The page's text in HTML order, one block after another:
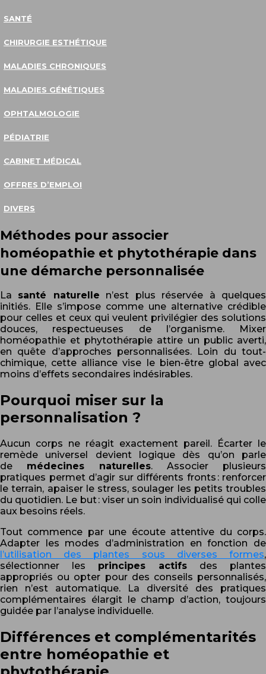
SANTÉ
CHIRURGIE ESTHÉTIQUE
MALADIES CHRONIQUES
MALADIES GÉNÉTIQUES
OPHTALMOLOGIE
PÉDIATRIE
CABINET MÉDICAL
OFFRES D’EMPLOI
DIVERS
Méthodes pour associer
homéopathie et phytothérapie dans
une démarche personnalisée
La santé naturelle n’est plus réservée à quelques
initiés. Elle s’impose comme une alternative crédible
pour celles et ceux qui veulent privilégier des solutions
douces, respectueuses de l’organisme. Mixer
homéopathie et phytothérapie attire un public averti,
en quête d’approches personnalisées. Loin du tout-
chimique, cette alliance vise le bien-être global avec
moins d’effets secondaires indésirables.
Pourquoi miser sur la
personnalisation ?
Aucun corps ne réagit exactement pareil. Écarter le
remède universel devient logique dès qu’on parle
de médecines naturelles. Associer plusieurs
pratiques permet d’agir sur différents fronts : renforcer
le terrain, apaiser le stress, soulager les petits troubles
du quotidien. Le but : viser un soin individualisé qui colle
aux besoins réels.
Tout commence par une écoute attentive du corps.
Adapter les modes d’administration en fonction de
l’utilisation des plantes sous diverses formes,
sélectionner les principes actifs des plantes
appropriés ou opter pour des conseils personnalisés,
rien n’est automatique. La diversité des pratiques
complémentaires élargit le champ d’action, toujours
guidée par l’analyse individuelle.
Différences et complémentarités
entre homéopathie et